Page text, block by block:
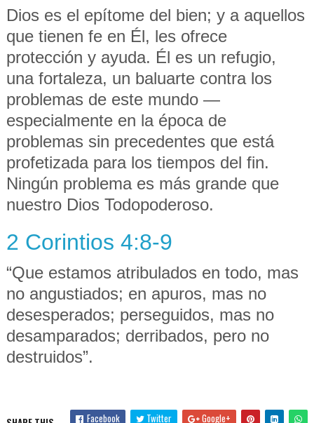
Dios es el epítome del bien; y a aquellos
que tienen fe en Él, les ofrece
protección y ayuda. Él es un refugio,
una fortaleza, un baluarte contra los
problemas de este mundo —
especialmente en la época de
problemas sin precedentes que está
profetizada para los tiempos del fin.
Ningún problema es más grande que
nuestro Dios Todopoderoso.
2 Corintios 4:8-9
“Que estamos atribulados en todo, mas
no angustiados; en apuros, mas no
desesperados; perseguidos, mas no
desamparados; derribados, pero no
destruidos”.
Facebook Twitter Google+